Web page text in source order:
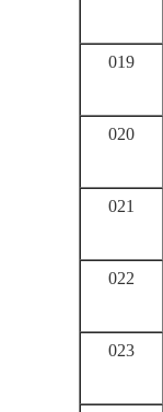
019
020
021
022
023